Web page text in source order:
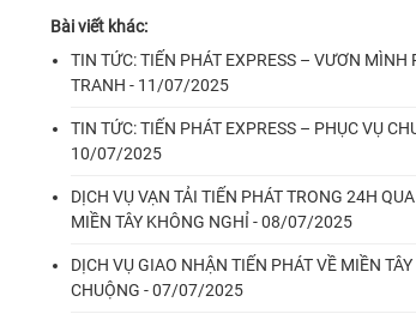
Bài viết khác:
TIN TỨC: TIẾN PHÁT EXPRESS – VƯƠN
TRANH - 11/07/2025
TIN TỨC: TIẾN PHÁT EXPRESS – PHỤC VỤ
10/07/2025
DỊCH VỤ VẠN TẢI TIẾN PHÁT TRONG 24H
MIỀN TÂY KHÔNG NGHỈ - 08/07/2025
DỊCH VỤ GIAO NHẬN TIẾN PHÁT VỀ MIỀN
CHUỘNG - 07/07/2025